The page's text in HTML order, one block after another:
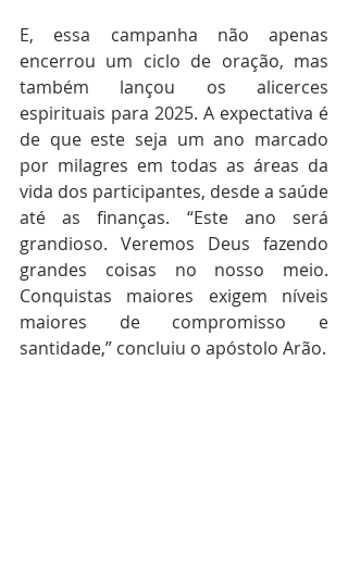
E, essa campanha não apenas
encerrou um ciclo de oração, mas
também lançou os alicerces
espirituais para 2025. A expectativa é
de que este seja um ano marcado
por milagres em todas as áreas da
vida dos participantes, desde a saúde
até as finanças. “Este ano será
grandioso. Veremos Deus fazendo
grandes coisas no nosso meio.
Conquistas maiores exigem níveis
maiores de compromisso e
santidade,” concluiu o apóstolo Arão.